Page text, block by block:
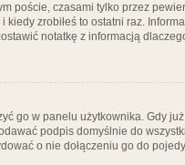
poście, czasami tylko przez
zrobiłeś to ostatni raz.
notatkę z informacją
go w panelu użytkownika. Gdy
podpis domyślnie do
o nie dołączeniu go do